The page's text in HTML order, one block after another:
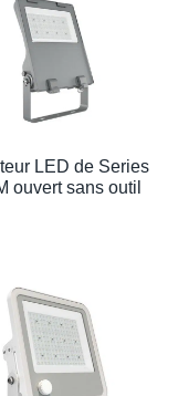
LED de Series
ouvert sans outil